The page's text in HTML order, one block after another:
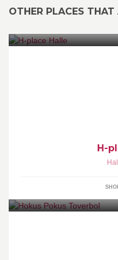
OTHER PLACES
H-